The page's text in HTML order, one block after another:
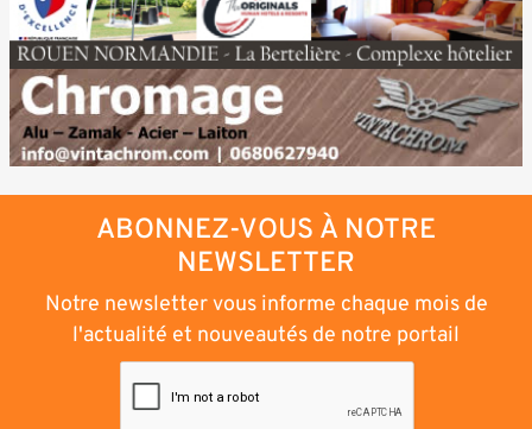
ABONNEZ-VOUS À NOTRE
NEWSLETTER
Notre newsletter vous informe chaque mois de
l'actualité et nouveautés de notre portail